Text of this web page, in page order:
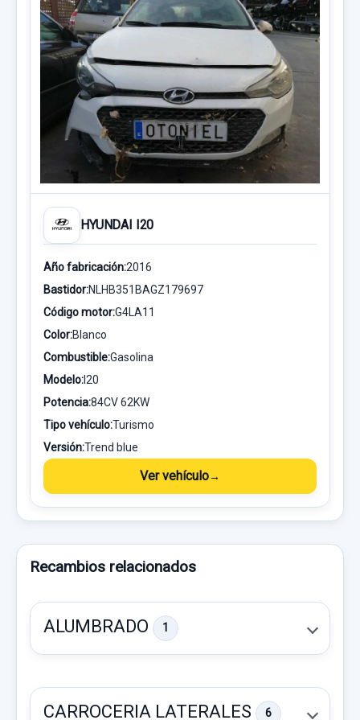
HYUNDAI I20
Año fabricación:2016
Bastidor:NLHB351BAGZ179697
Código motor:G4LA11
Color:Blanco
Combustible:Gasolina
Modelo:I20
Potencia:84CV 62KW
Tipo vehículo:Turismo
Versión:Trend blue
Ver vehículo
Recambios relacionados
ALUMBRADO 1
CARROCERIA LATERALES 6